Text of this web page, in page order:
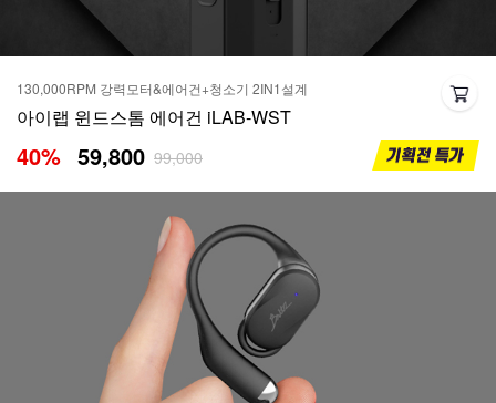
130,000RPM 강력모터&에어건+청소기 2IN1설계
아이랩 윈드스톰 에어건 iLAB-WST
40% 59,800 99,000